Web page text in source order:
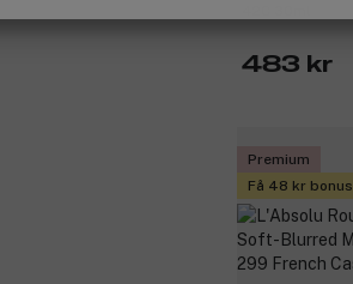
483 kr
Premium
Få 48 kr bonus